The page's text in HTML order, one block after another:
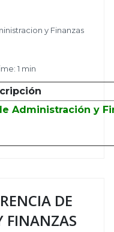
y Finanzas
1 min
Administración y
DE
FINANZAS